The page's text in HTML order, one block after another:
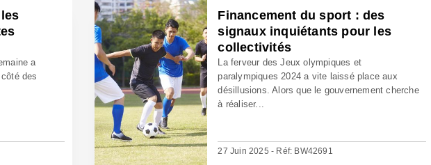
a
des
Financement du sport : des
signaux inquiétants pour les
collectivités
La ferveur des Jeux olympiques et
paralympiques 2024 a vite laissé place aux
désillusions. Alors que le gouvernement cherche
à réaliser...
27 Juin 2025 - Réf: BW42691